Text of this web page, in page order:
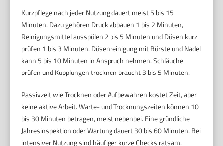
Kurzpflege nach jeder Nutzung dauert meist 5 bis 15
Minuten. Dazu gehören Druck abbauen 1 bis 2 Minuten,
Reinigungsmittel ausspülen 2 bis 5 Minuten und Düsen kurz
prüfen 1 bis 3 Minuten. Düsenreinigung mit Bürste und Nadel
kann 5 bis 10 Minuten in Anspruch nehmen. Schläuche
prüfen und Kupplungen trocknen braucht 3 bis 5 Minuten.
Passivzeit wie Trocknen oder Aufbewahren kostet Zeit, aber
keine aktive Arbeit. Warte- und Trocknungszeiten können 10
bis 30 Minuten betragen, meist nebenbei. Eine gründliche
Jahresinspektion oder Wartung dauert 30 bis 60 Minuten. Bei
intensiver Nutzung sind häufiger kurze Checks ratsam.